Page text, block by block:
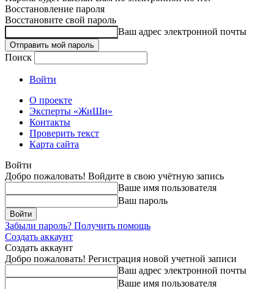
Восстановление пароля
Восстановите свой пароль
Ваш адрес электронной почты
Поиск
Войти
О проекте
Эксперты «ЖиШи»
Контакты
Проверить текст
Карта сайта
Войти
Добро пожаловать! Войдите в свою учётную запись
Ваше имя пользователя
Ваш пароль
Забыли пароль? Получить помощь
Создать аккаунт
Создать аккаунт
Добро пожаловать! Регистрация новой учетной записи
Ваш адрес электронной почты
Ваше имя пользователя